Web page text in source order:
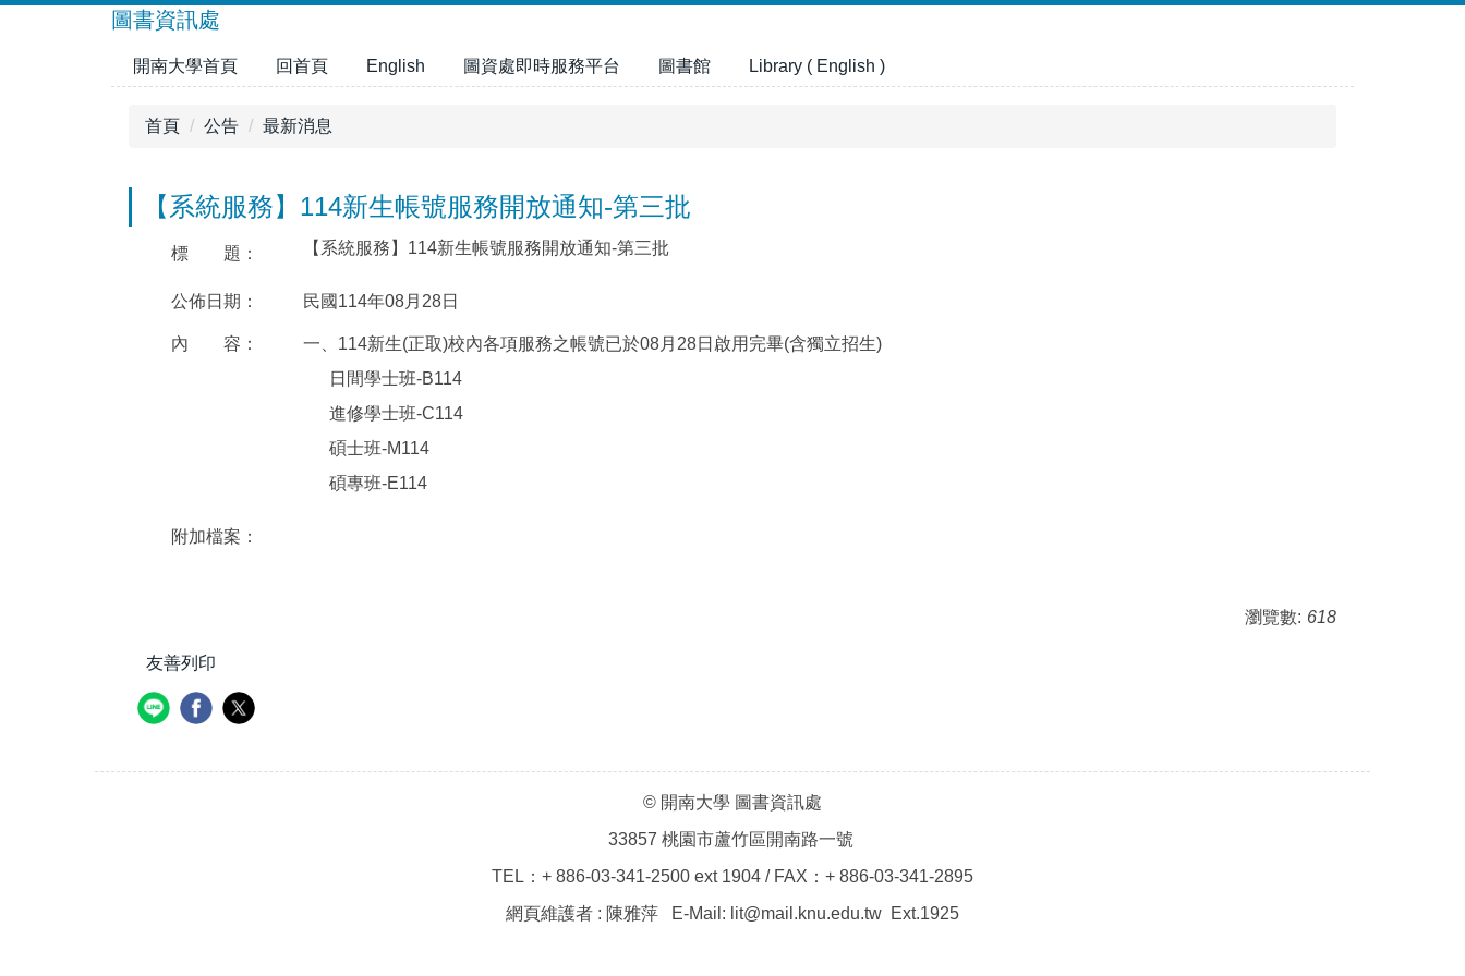
圖書資訊處
開南大學首頁 回首頁 English 圖資處即時服務平台 圖書館 Library ( English )
首頁 公告 最新消息
【系統服務】114新生帳號服務開放通知-第三批
標 題： 【系統服務】114新生帳號服務開放通知-第三批
公佈日期： 民國114年08月28日
內 容：
一、114新生(正取)校內各項服務之帳號已於08月28日啟用完畢(含獨立招生)
日間學士班-B114
進修學士班-C114
碩士班-M114
碩專班-E114
附加檔案：
瀏覽數: 618
友善列印
© 開南大學 圖書資訊處
33857 桃園市蘆竹區開南路一號
TEL：+ 886-03-341-2500 ext 1904 / FAX：+ 886-03-341-2895
網頁維護者 : 陳雅萍 E-Mail: lit@mail.knu.edu.tw Ext.1925